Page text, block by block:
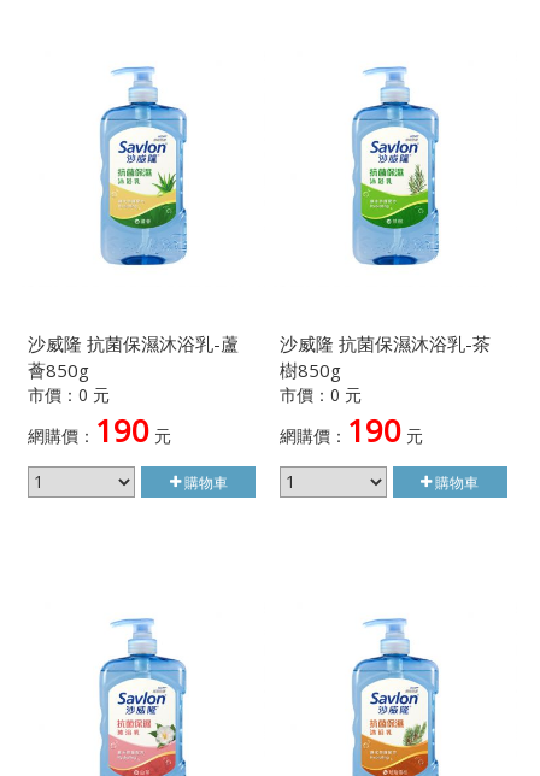
沙威隆 抗菌保濕沐浴乳-蘆
薈850g
市價：0 元
網購價： 190 元
購物車
沙威隆 抗菌保濕沐浴乳-茶
樹850g
市價：0 元
網購價： 190元
購物車